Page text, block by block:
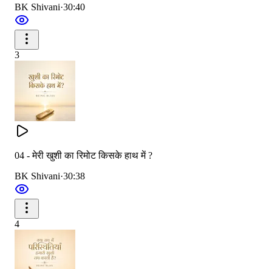
BK Shivani·30:40
3
04 - मेरी खुशी का रिमोट किसके हाथ में ?
BK Shivani·30:38
4